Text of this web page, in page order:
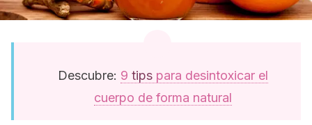
Descubre: 9 tips para desintoxicar el
cuerpo de forma natural